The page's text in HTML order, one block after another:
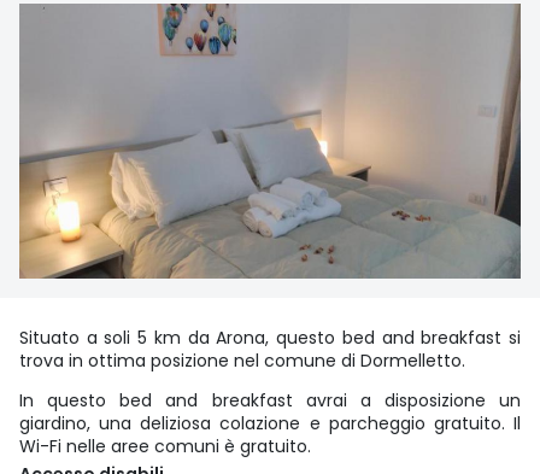
Situato a soli 5 km da Arona, questo bed and breakfast si
trova in ottima posizione nel comune di Dormelletto.
In questo bed and breakfast avrai a disposizione un
giardino, una deliziosa colazione e parcheggio gratuito. Il
Wi-Fi nelle aree comuni è gratuito.